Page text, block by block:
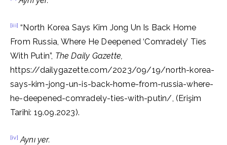
[iii] “North Korea Says Kim Jong Un Is Back Home
From Russia, Where He Deepened ‘Comradely’ Ties
With Putin”, The Daily Gazette,
https://dailygazette.com/2023/09/19/north-korea-
says-kim-jong-un-is-back-home-from-russia-where-
he-deepened-comradely-ties-with-putin/, (Erişim
Tarihi: 19.09.2023).
[iv] Aynı yer.